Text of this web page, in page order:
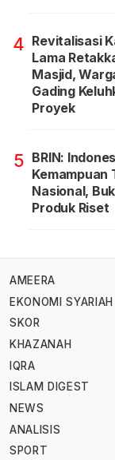
4 Revitalisasi
Lama
Masjid,
Gading
Proyek
5 BRIN:
Kemampuan
Nasional,
Produk Riset
AMEERA
EKONOMI SYARIAH
SKOR
KHAZANAH
IQRA
ISLAM DIGEST
NEWS
ANALISIS
SPORT